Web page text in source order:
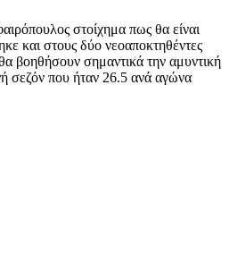
στοίχημα πως θα είναι
και στους δύο νεοαποκτηθέντες
βοηθήσουν σημαντικά την αμυντική
σεζόν που ήταν 26.5 ανά αγώνα